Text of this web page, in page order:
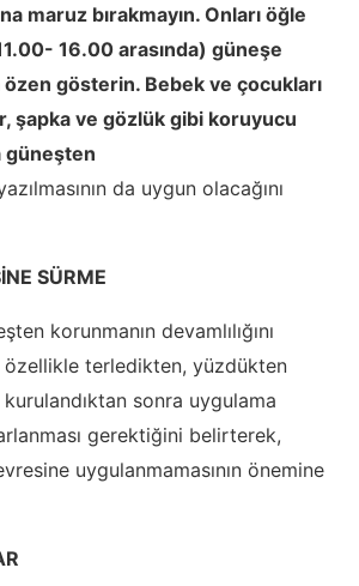
maruz bırakmayın. Onları öğle
16.00 arasında) güneşe
özen gösterin. Bebek ve çocukları
şapka ve gözlük gibi koruyucu
güneşten
da uygun olacağını
SÜRME
korunmanın devamlılığını
özellikle terledikten, yüzdükten
sonra uygulama
gerektiğini belirterek,
uygulanmamasının önemine